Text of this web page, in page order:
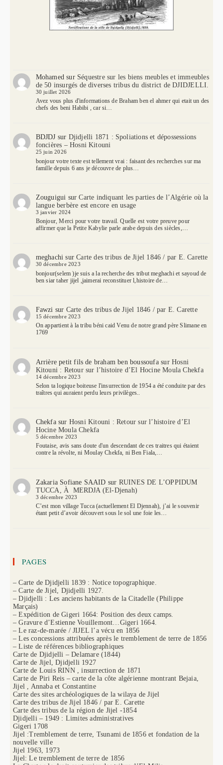
Mohamed sur Séquestre sur les biens meubles et immeubles
de 50 insurgés de diverses tribus du district de DJIDJELLI.
30 juillet 2026
Avez vous plus d'informations de Braham ben el ahmer qui etait un des
chefs des beni Habibi , car si…
BDJDJ sur Djidjelli 1871 : Spoliations et dépossessions
foncières – Hosni Kitouni
25 juin 2026
bonjour votre texte est tellement vrai : faisant des recherches sur ma
famille depuis 6 ans je découvre de plus…
Zouguigui surCarte indiquant les parties de l’Algérie où la
langue berbère est encore en usage
3 janvier 2024
Bonjour, Merci pour votre travail. Quelle est votre preuve pour
affirmer que la Petite Kabylie parle arabe depuis des siècles,…
meghachi surCarte des tribus de Jijel 1846 / par E. Carette
30 décembre 2023
bonjour(selem )je suis a la recherche des tribut meghachi et sayoud de
ben siar taher jijel ,jaimerai reconstituer l,histoire de…
Fawzi sur Carte des tribus de Jijel 1846 / par E. Carette
15 décembre 2023
On appartient à la tribu béni caid Venu de notre grand père Slimane en
1769
Arrière petit fils de braham ben boussoufasur Hosni
Kitouni : Retour sur l’histoire d’El Hocine Moula Chekfa
14 décembre 2023
Selon ta logique boiteuse l'insurrection de 1954 a été conduite par des
traîtres qui auraient perdu leurs privilèges..
Chekfasur Hosni Kitouni : Retour sur l’histoire d’El
Hocine Moula Chekfa
5 décembre 2023
Foutaise, avis sans doute d'un descendant de ces traitres qui étaient
contre la révolte, ni Moulay Chekfa, ni Ben Fiala,…
Zakaria Sofiane SAAID sur RUINES DE L’OPPIDUM
TUCCA, À MERDJA (El-Djenah)
3 décembre 2023
C’est mon village Tucca (actuellement El Djennah), j’ai le souvenir
étant petit d’avoir découvert sous le sol une foie les…
PAGES
– Carte de Djidjelli 1839 : Notice topographique.
– Carte de Jijel, Djidjelli 1927.
– Djidjelli : Les anciens habitants de la Citadelle (Philippe
Marçais)
– Expédition de Gigeri 1664: Position des deux camps.
– Gravure d’Estienne Vouillemont…Gigeri 1664.
– Le raz-de-marée / JIJEL l’a vécu en 1856
– Les concessions attribuées après le tremblement de terre de 1856
– Liste de références bibliographiques
Carte de Djidjelli – Delamare (1844)
Carte de Jijel, Djidjelli 1927
Carte de Louis RINN , insurrection de 1871
Carte de Piri Reis – carte de la côte algérienne montrant Bejaia,
Jijel , Annaba et Constantine
Carte des sites archéologiques de la wilaya de Jijel
Carte des tribus de Jijel 1846 / par E. Carette
Carte des tribus de la région de Jijel -1854
Djidjelli – 1949 : Limites administratives
Gigeri 1708
Jijel :Tremblement de terre, Tsunami de 1856 et fondation de la
nouvelle ville
Jijel 1963, 1973
Jijel: Le tremblement de terre de 1856